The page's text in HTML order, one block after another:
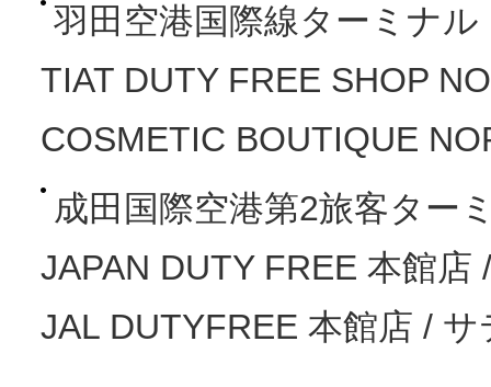
羽田空港国際線ターミナル
TIAT DUTY FREE SHOP
COSMETIC BOUTIQUE
成田国際空港第2旅客ター
JAPAN DUTY FREE 本館店
JAL DUTYFREE 本館店 /